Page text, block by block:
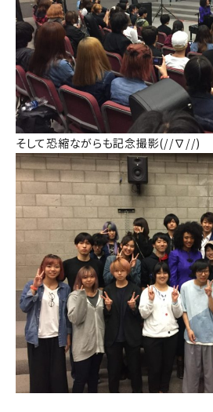
そして恐縮ながらも記念撮影(//∇//)